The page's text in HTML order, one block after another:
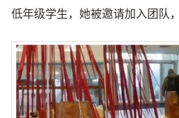
低年级学生，她被邀请加入团队